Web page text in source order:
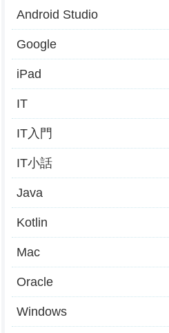
Android Studio
Google
iPad
IT
IT入門
IT小話
Java
Kotlin
Mac
Oracle
Windows